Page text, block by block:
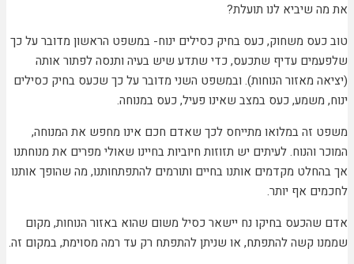
שיביא לנו תועלת?
משחוק, כעס בחיק כסילים ינוח- במשפט הראשון מדובר על כך
עדיף שתכעס, כדי שתדע שיש בעיה ותנסה לפתור אותה
מאזור הנוחות). ובמשפט השני מדובר על כך שכעס בחיק כסילים
משמע, כעס במצב שאינו פעיל, כעס במנוחה.
במלואו מתייחס לכך שאדם חכם אינו מחפש את המנוחה,
והנוח. לעיתים יש תזוזות חיוביות בחיינו שאולי מפרים את מנוחתנו
מקדמים אותנו בחיים ותורמים להתפתחותנו, מה שהופך אותנו
אף יותר.
בחיקו נח יישאר כסיל משום שהוא באזור הנוחות, מקום
קשה להתפתח, או שניתן להתפתח רק עד רמה מסוימת, במקום זה.